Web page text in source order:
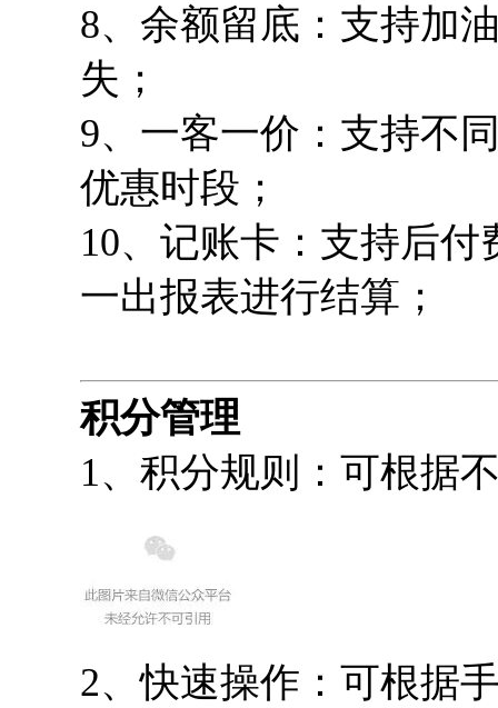
8、余额留底：支持加
失；
9、一客一价：支持不
优惠时段；
10、记账卡：支持后
一出报表进行结算；
积分管理
1、积分规则：可根据
2、快速操作：可根据